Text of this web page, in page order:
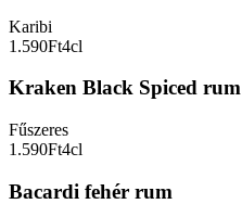
Karibi
1.590Ft4cl
Kraken Black Spiced rum
Fűszeres
1.590Ft4cl
Bacardi fehér rum